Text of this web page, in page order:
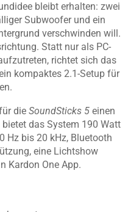
bleibt erhalten: zwei
Subwoofer und ein
verschwinden will.
Statt nur als PC-
richtet sich das
kompaktes 2.1-Setup für
die SoundSticks 5 einen
bietet das System 190 Watt
Hz bis 20 kHz, Bluetooth
eine Lichtshow
Kardon One App.